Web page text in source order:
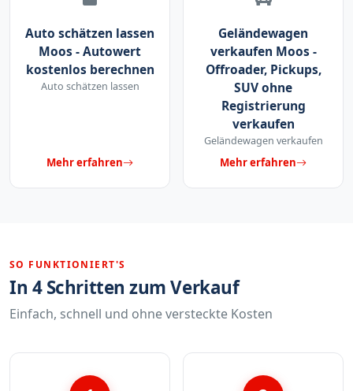
Auto schätzen lassen
Moos - Autowert
kostenlos berechnen
Auto schätzen lassen
Mehr erfahren
Geländewagen
verkaufen Moos -
Offroader, Pickups,
SUV ohne
Registrierung
verkaufen
Geländewagen verkaufen
Mehr erfahren
SO FUNKTIONIERT'S
In 4 Schritten zum Verkauf
Einfach, schnell und ohne versteckte Kosten